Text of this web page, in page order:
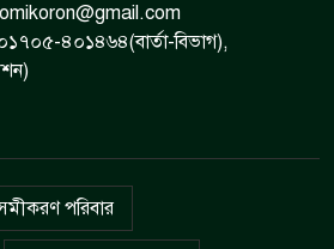
৪০১৪৬৪(বার্তা-বিভাগ),
পরিবার